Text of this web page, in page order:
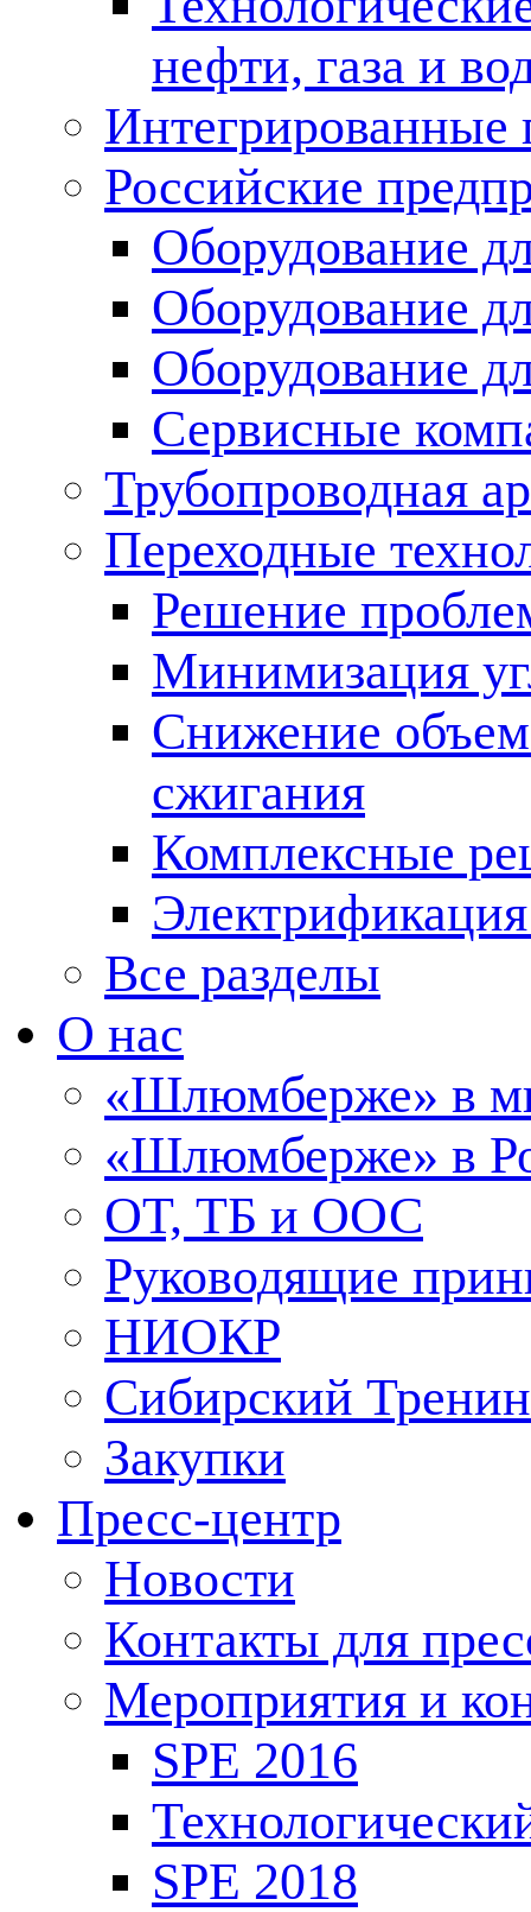
нефти, газа и
Российские
Оборудование
Оборудование
Оборудование
Сервисные
Трубопроводная
Переходные
Решение
Минимизация
Снижение
сжигания
Комплексные
Все разделы
О нас
«Шлюмберже» в
«Шлюмберже» в
ОТ, ТБ и ООС
Руководящие
НИОКР
Сибирский
Закупки
Пресс-центр
Новости
Контакты для
Мероприятия и
SPE 2016
SPE 2018